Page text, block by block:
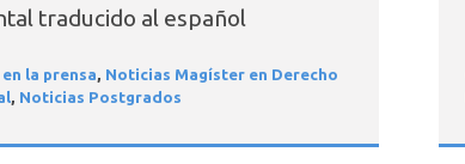
traducido al español
la prensa, Noticias Magíster en Derecho
, Noticias Postgrados